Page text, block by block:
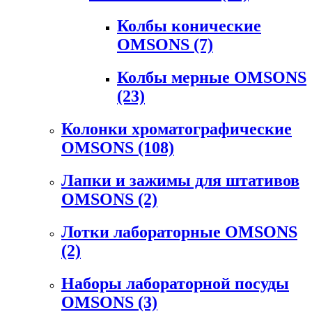
Колбы конические
OMSONS (7)
Колбы мерные OMSONS
(23)
Колонки хроматографические
OMSONS (108)
Лапки и зажимы для штативов
OMSONS (2)
Лотки лабораторные OMSONS
(2)
Наборы лабораторной посуды
OMSONS (3)